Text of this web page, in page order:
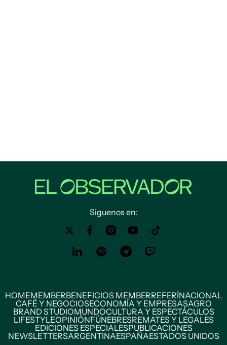
Siguenos en:
HOMEMEMBERBENEFICIOS MEMBERREFERÍNACIONAL
CAFÉ Y NEGOCIOSECONOMÍA Y EMPRESASAGRO
BRAND STUDIOMUNDOCULTURA Y ESPECTÁCULOS
LIFESTYLEOPINIÓNFÚNEBRESREMATES Y LEGALES
EDICIONES ESPECIALESPUBLICACIONES
NEWSLETTERSARGENTINAESPAÑAESTADOS UNIDOS